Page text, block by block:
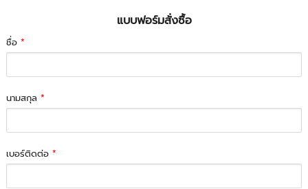
แบบฟอร์มสั่งซื้อ
ชื่อ*
นามสกุล*
เบอร์ติดต่อ*